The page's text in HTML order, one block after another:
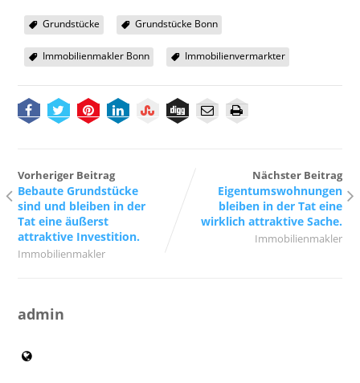
Grundstücke Grundstücke Bonn
Immobilienmakler Bonn Immobilienvermarkter
Vorheriger Beitrag
Bebaute Grundstücke
sind und bleiben in der
Tat eine äußerst
attraktive Investition.
Immobilienmakler
Nächster Beitrag
Eigentumswohnungen
bleiben in der Tat eine
wirklich attraktive Sache.
Immobilienmakler
admin